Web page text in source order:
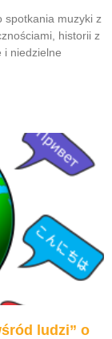
spotkania muzyki z
historii z
i niedzielne
ludzi” o